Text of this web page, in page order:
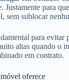
Justamente para
sem sublocar
para evitar
altas quando o
em contrato.
oferece